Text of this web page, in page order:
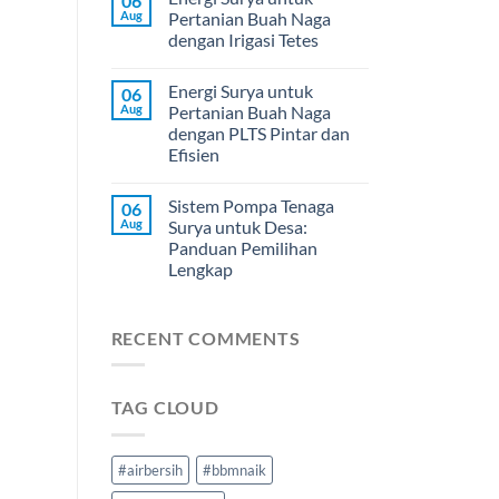
Aug
Pertanian Buah Naga
dengan Irigasi Tetes
06
Aug
Energi Surya untuk
Pertanian Buah Naga
dengan PLTS Pintar dan
Efisien
06
Aug
Sistem Pompa Tenaga
Surya untuk Desa:
Panduan Pemilihan
Lengkap
RECENT COMMENTS
TAG CLOUD
#airbersih
#bbmnaik